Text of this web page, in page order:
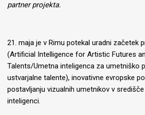
partner projekta.
21. maja je v Rimu potekal uradni začetek
(Artificial Intelligence for Artistic Futures
Talents/Umetna inteligenca za umetniško
ustvarjalne talente), inovativne evropske
postavljanju vizualnih umetnikov v
inteligenci.